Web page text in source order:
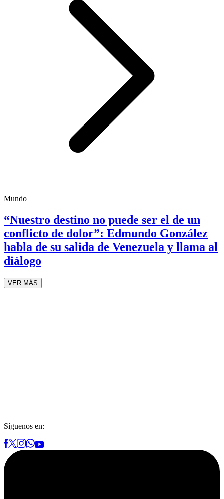
Mundo
“Nuestro destino no puede ser el de un
conflicto de dolor”: Edmundo González
habla de su salida de Venezuela y llama al
diálogo
VER MÁS
Síguenos en: